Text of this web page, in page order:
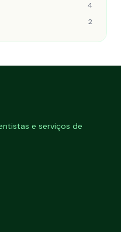
4
2
e serviços de